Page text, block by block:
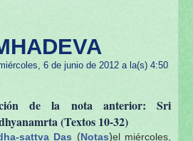
6 de junio de 2012 a la(s) 4:50
de la nota anterior: Sri
(Textos 10-32)
sattva Das (Notas)el miércoles,